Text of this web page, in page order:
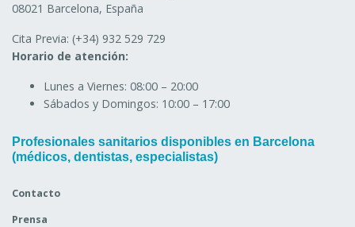
08021 Barcelona, España
Cita Previa: (+34) 932 529 729
Horario de atención:
Lunes a Viernes: 08:00 – 20:00
Sábados y Domingos: 10:00 – 17:00
Profesionales sanitarios disponibles en Barcelona
(médicos, dentistas, especialistas)
Contacto
Prensa